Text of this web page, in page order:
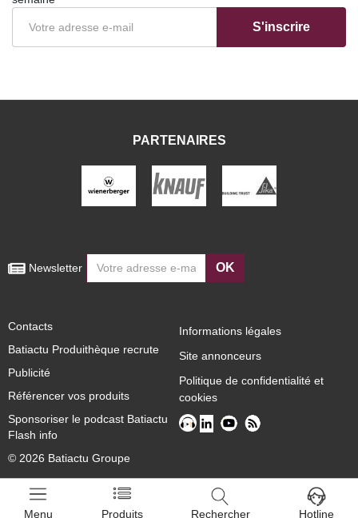
Menu Produits Rechercher Hotline
S'inscrire
PARTENAIRES
Newsletter OK
Contacts
Batiactu Produithèque recrute
Publicité
Référencer vos produits
Sponsoriser le podcast Batiactu
Flash info
© 2026 Batiactu Groupe
Informations légales
Site annonceurs
Politique de confidentialité et
cookies